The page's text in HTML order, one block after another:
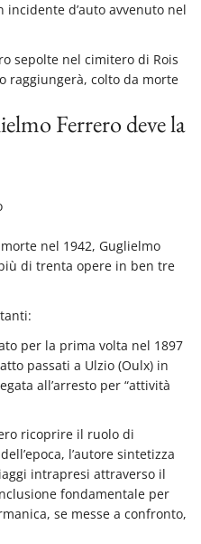
d’auto avvenuto nel
sepolte nel cimitero di Rois
raggiungerà, colto da morte
Ferrero deve la
nel 1942, Guglielmo
di trenta opere in ben tre
per la prima volta nel 1897
passati a Ulzio (Oulx) in
all’arresto per “attività
ricoprire il ruolo di
l’autore sintetizza
intrapresi attraverso il
fondamentale per
se messe a confronto,